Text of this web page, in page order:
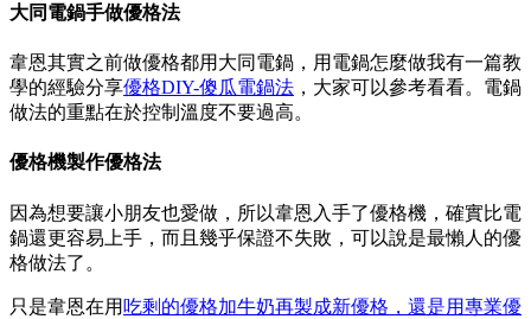
大同電鍋手做優格法
韋恩其實之前做優格都用大同電鍋，用電鍋怎麼做我有一篇教
學的經驗分享優格DIY-傻瓜電鍋法 ，大家可以參考看看。電鍋
做法的重點在於控制溫度不要過高。
優格機製作優格法
因為想要讓小朋友也愛做，所以韋恩入手了優格機，確實比電
鍋還更容易上手，而且幾乎保證不失敗，可以說是最懶人的優
格做法了。
只是韋恩在用 吃剩的優格加牛奶再製成新優格，還是用專業優